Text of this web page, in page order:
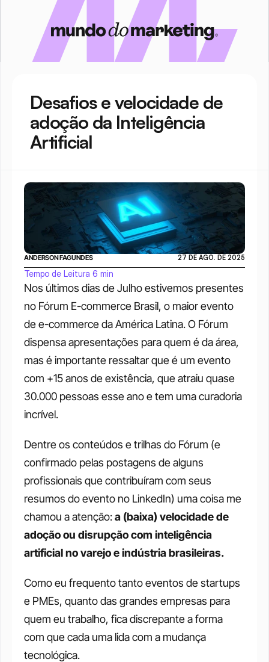
Desafios e velocidade de
adoção da Inteligência
Artificial
Nos últimos dias de Julho estivemos presentes
no Fórum E-commerce Brasil, o maior evento
de e-commerce da América Latina. O Fórum
dispensa apresentações para quem é da área,
mas é importante ressaltar que é um evento
com +15 anos de existência, que atraiu quase
30.000 pessoas esse ano e tem uma curadoria
incrível.
Dentre os conteúdos e trilhas do Fórum (e
confirmado pelas postagens de alguns
profissionais que contribuíram com seus
resumos do evento no LinkedIn) uma coisa me
chamou a atenção: a (baixa) velocidade de
adoção ou disrupção com inteligência
artificial no varejo e indústria brasileiras.
Como eu frequento tanto eventos de startups
e PMEs, quanto das grandes empresas para
quem eu trabalho, fica discrepante a forma
com que cada uma lida com a mudança
tecnológica.
ANDERSON FAGUNDES 27 DE AGO. DE 2025
Tempo de Leitura 6 min